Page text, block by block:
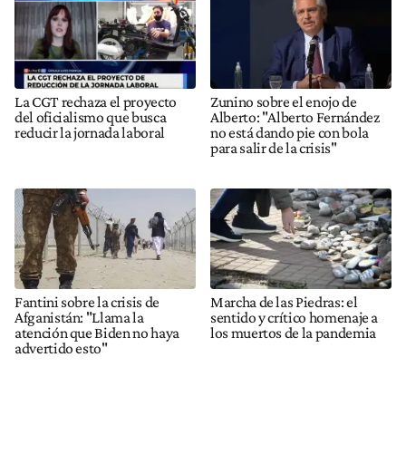
La CGT rechaza el proyecto
del oficialismo que busca
reducir la jornada laboral
Zunino sobre el enojo de
Alberto: "Alberto Fernández
no está dando pie con bola
para salir de la crisis"
Fantini sobre la crisis de
Afganistán: "Llama la
atención que Biden no haya
advertido esto"
Marcha de las Piedras: el
sentido y crítico homenaje a
los muertos de la pandemia